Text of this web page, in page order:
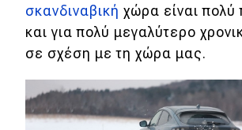
σκανδιναβική χώρα είναι πολύ
και για πολύ μεγαλύτερο
σε σχέση με τη χώρα μας.